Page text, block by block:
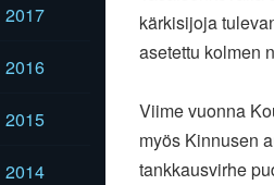
2017
2016
2015
2014
kärkisijoja
asetettu kolmen
Viime vuonna
myös Kinnusen
tankkausvirhe